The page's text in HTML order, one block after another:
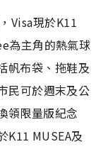
Visa現於K11
為主角的熱氣球
帆布袋、拖鞋及
民可於週末及公
領限量版紀念
K11 MUSEA及